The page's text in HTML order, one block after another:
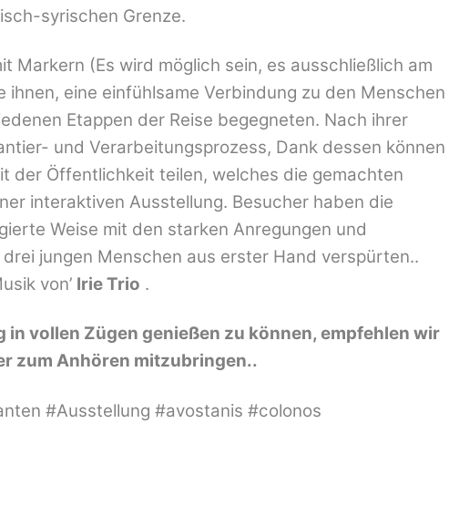
syrischen Grenze.
Markern (Es wird möglich sein, es ausschließlich am
eine einfühlsame Verbindung zu den Menschen
Etappen der Reise begegneten. Nach ihrer
und Verarbeitungsprozess, Dank dessen können
der Öffentlichkeit teilen, welches die gemachten
interaktiven Ausstellung. Besucher haben die
Weise mit den starken Anregungen und
jungen Menschen aus erster Hand verspürten..
von’ Irie Trio .
vollen Zügen genießen zu können, empfehlen wir
zum Anhören mitzubringen..
#Ausstellung #avostanis #colonos